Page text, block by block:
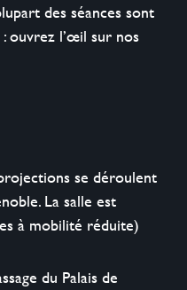
des séances sont
ouvrez l’œil sur nos
se déroulent
La salle est
à mobilité réduite)
du Palais de